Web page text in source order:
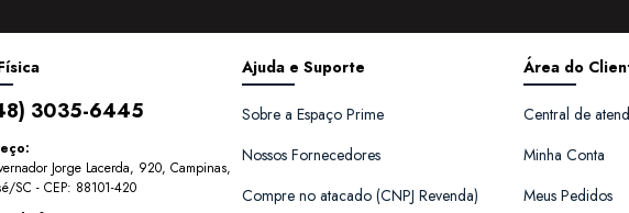
3035-6445
Jorge Lacerda, 920, Campinas,
SC - CEP: 88101-420
Ajuda e Suporte
Sobre a Espaço Prime
Nossos Fornecedores
Compre no atacado (CNPJ Revenda)
Área do
Central de
Minha Conta
Meus Pedidos